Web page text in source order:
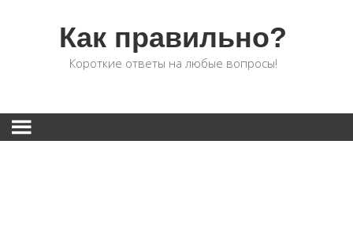
Как правильно?
Короткие ответы на любые вопросы!